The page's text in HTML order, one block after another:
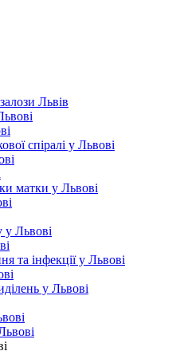
Львів
спіралі у Львові
матки у Львові
у Львові
та інфекції у Львові
у Львові